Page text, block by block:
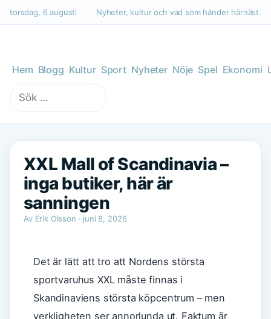
torsdag, 6 augusti Nyheter, kultur och vad som händer härnäst.
Hem Blogg Kultur Sport Nyheter Nöje Spel Ekonomi
Sök
efter:
XXL Mall of Scandinavia –
inga butiker, här är
sanningen
Av Erik Olsson · juni 8, 2026
Det är lätt att tro att Nordens största
sportvaruhus XXL måste finnas i
Skandinaviens största köpcentrum – men
verkligheten ser annorlunda ut. Faktum är